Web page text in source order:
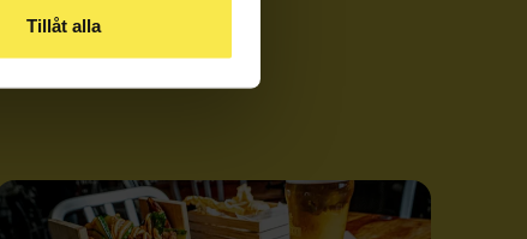
Tillåt alla